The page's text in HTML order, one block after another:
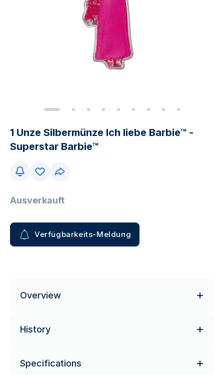
1 Unze Silbermünze Ich liebe Barbie™ -
Superstar Barbie™
Ausverkauft
Verfügbarkeits-Meldung
Overview
History
Specifications